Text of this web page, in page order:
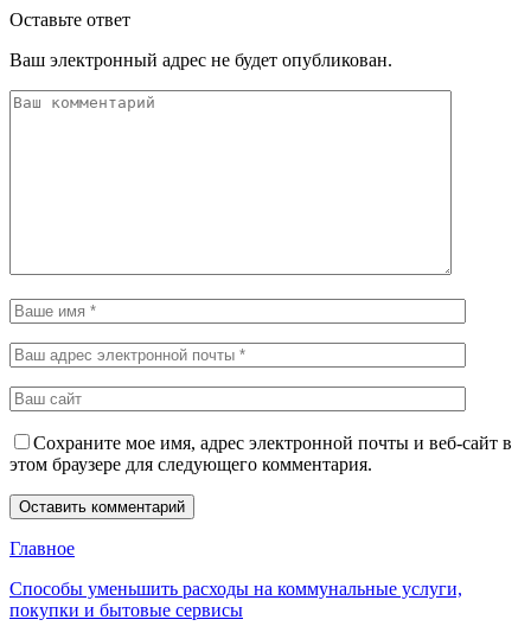
Оставьте ответ
Ваш электронный адрес не будет опубликован.
Сохраните мое имя, адрес электронной почты и веб-сайт в
этом браузере для следующего комментария.
Главное
Способы уменьшить расходы на коммунальные услуги,
покупки и бытовые сервисы